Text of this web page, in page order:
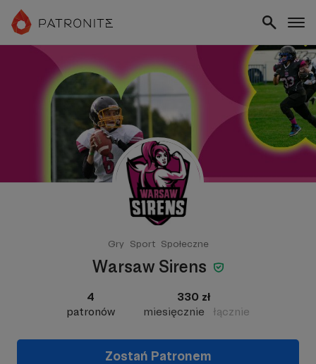
Gry Sport Społeczne
Warsaw Sirens
4
patronów
330 zł
miesięcznie
łącznie
Zostań Patronem